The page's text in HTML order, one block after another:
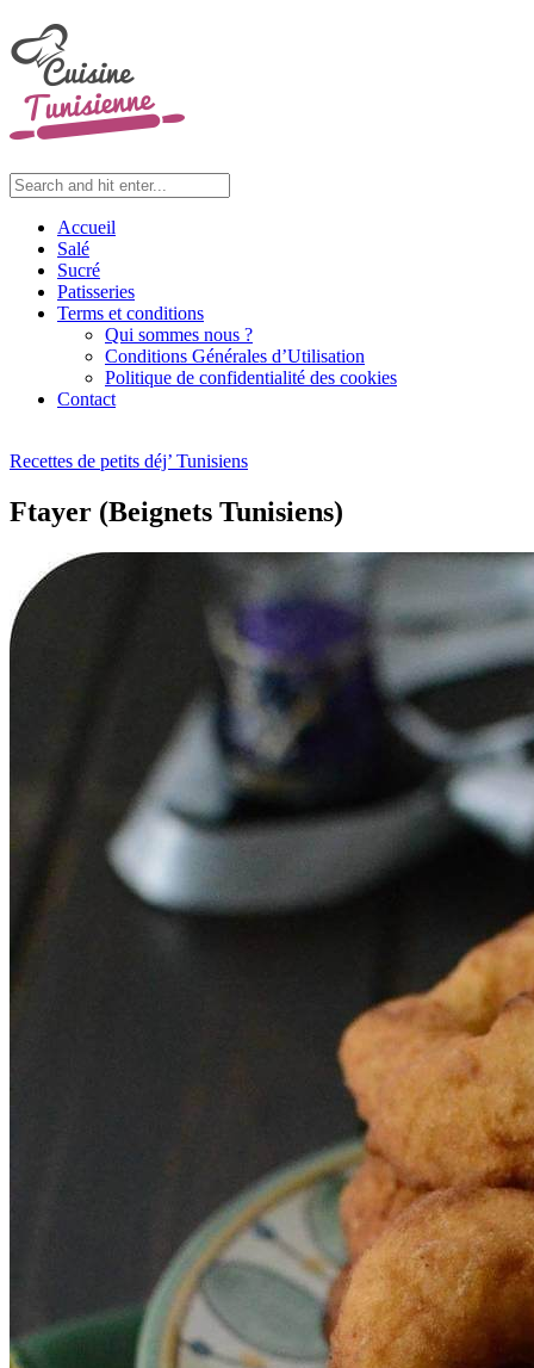
Accueil
Salé
Sucré
Patisseries
Terms et conditions
Qui sommes nous ?
Conditions Générales d’Utilisation
Politique de confidentialité des cookies
Contact
Recettes de petits déj’ Tunisiens
Ftayer (Beignets Tunisiens)